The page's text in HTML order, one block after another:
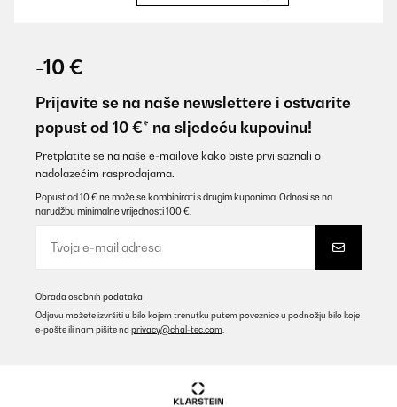
conso C
Utilisateur d'Amazon
Prevedi
POTVRĐENI PREGLED
Super leise, funktioniert super. Für eine Person ausreichend.
Prevedi
-10 €
Prijavite se na naše newslettere i ostvarite
popust od 10 €* na sljedeću kupovinu!
Pretplatite se na naše e-mailove kako biste prvi saznali o
nadolazećim rasprodajama.
Popust od 10 € ne može se kombinirati s drugim kuponima. Odnosi se na
narudžbu minimalne vrijednosti 100 €.
Obrada osobnih podataka
Odjavu možete izvršiti u bilo kojem trenutku putem poveznice u podnožju bilo koje
e-pošte ili nam pišite na privacy@chal-tec.com